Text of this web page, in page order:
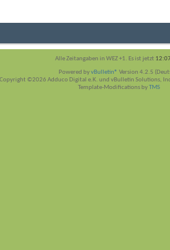
Alle Zeitangaben in WEZ +1. Es ist jetzt 12:07
Powered byvBulletin® Version 4.2.5
Copyright ©2026 Adduco Digital e.K. und vBulletin Solutions,
Template-Modifications byTMS